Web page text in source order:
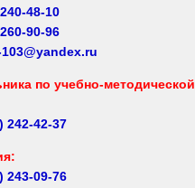
48-10
90-96
по учебно-методической
42-37
09-76